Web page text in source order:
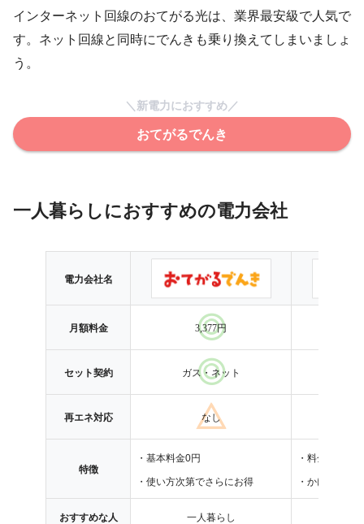
インターネット回線のおてがる光は、業界最安級で人気で
す。ネット回線と同時にでんきも乗り換えてしまいましょ
う。
＼新電力におすすめ／
おてがるでんき
一人暮らしにおすすめの電力会社
電力会社名
月額料金 3,377円
セット契約 ガス・ネット
再エネ対応 なし
特徴
・基本料金0円
・使い方次第でさらにお得
・料金が一定
・かけつけサ
おすすめな人 一人暮らし